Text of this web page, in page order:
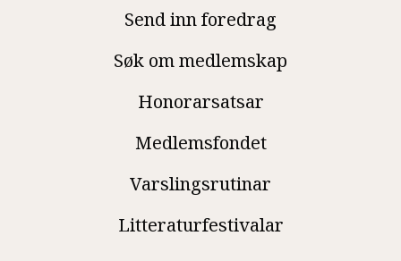
Send inn foredrag
Søk om medlemskap
Honorarsatsar
Medlemsfondet
Varslingsrutinar
Litteraturfestivalar